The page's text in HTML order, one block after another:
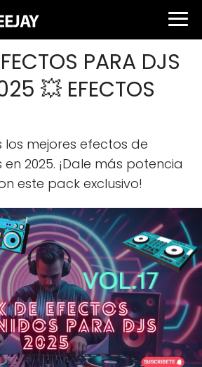
PARA DJS
💥 EFECTOS
mejores efectos de
2025. ¡Dale más potencia
este pack exclusivo!